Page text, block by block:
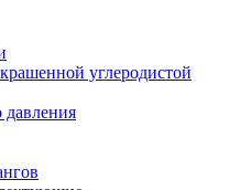
углеродистой
давления